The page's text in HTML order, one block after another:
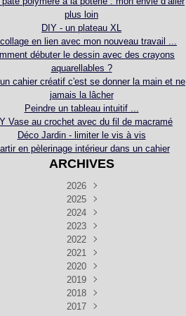
plus loin
DIY - un plateau XL
en lien avec mon nouveau travail ...
débuter le dessin avec des crayons
aquarellables ?
cahier créatif c'est se donner la main et ne
jamais la lâcher
Peindre un tableau intuitif ...
Vase au crochet avec du fil de macramé
Déco Jardin - limiter le vis à vis
en pèlerinage intérieur dans un cahier
ARCHIVES
2026
Juillet(5)
Juin
(4)
Mai
(3)
Avril
(3)
Mars
(3)
Janvier(1)
2025
Décembre
Novembre
Octobre
Septembre
Août
(1)
Juillet(2)
Juin
(1)
Mai
(1)
2024
Décembre
Novembre
Octobre
Septembre
Août
(2)
Juillet(4)
Juin
(4)
2023
Décembre
Novembre
Octobre
Septembre
Août
(2)
Juillet(1)
2022
Décembre
Novembre
Octobre
Septembre
Août
(4)
2021
Décembre
Novembre
Septembre
Août
(2)
2020
Décembre
Novembre
Octobre
2019
Décembre
Novembre
2018
Décembre
2017